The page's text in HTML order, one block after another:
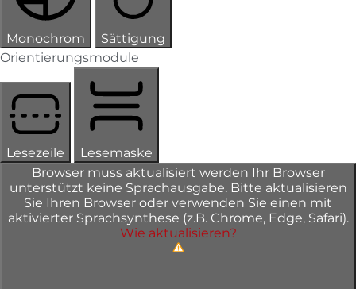
Monochrom
Sättigung
Orientierungsmodule
Lesezeile
Lesemaske
Browser muss aktualisiert werden Ihr Browser
unterstützt keine Sprachausgabe. Bitte aktualisieren
Sie Ihren Browser oder verwenden Sie einen mit
aktivierter Sprachsynthese (z.B. Chrome, Edge, Safari).
Wie aktualisieren?